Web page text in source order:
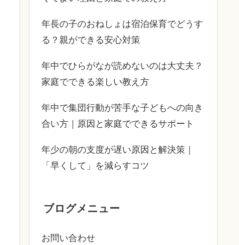
年長の子のおねしょは宿泊保育でどうす
る？親ができる安心対策
年中でひらがなが読めないのは大丈夫？
家庭でできる楽しい教え方
年中で集団行動が苦手な子どもへの向き
合い方｜原因と家庭でできるサポート
年少の朝の支度が遅い原因と解決策｜
「早くして」を減らすコツ
ブログメニュー
お問い合わせ